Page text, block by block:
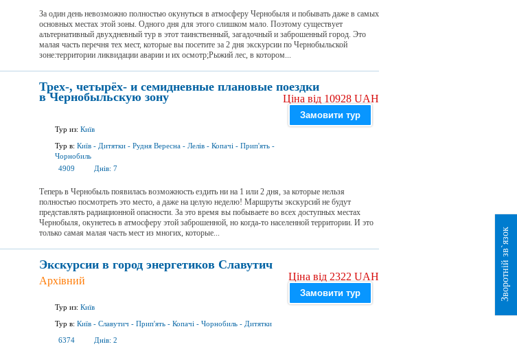
За один день невозможно полностью окунуться в атмосферу Чернобыля и побывать даже в самых
основных местах этой зоны. Одного дня для этого слишком мало. Поэтому существует
альтернативный двухдневный тур в этот таинственный, загадочный и заброшенный город. Это
малая часть перечня тех мест, которые вы посетите за 2 дня экскурсии по Чернобыльской
зоне:территории ликвидации аварии и их осмотр;Рыжий лес, в котором...
Трех-, четырёх- и семидневные плановые поездки
в Чернобыльскую зону
Тур из: Київ
Тур в: Київ - Дитятки - Рудня Вересна - Лелів - Копачі - Прип'ять -
Чорнобиль
4909
Днів: 7
Ціна від 10928 UAH
Замовити тур
Теперь в Чернобыль появилась возможность ездить ни на 1 или 2 дня, за которые нельзя
полностью посмотреть это место, а даже на целую неделю! Маршруты экскурсий не будут
представлять радиационной опасности. За это время вы побываете во всех доступных местах
Чернобыля, окунетесь в атмосферу этой заброшенной, но когда-то населенной территории. И это
только самая малая часть мест из многих, которые...
Экскурсии в город энергетиков Славутич
Архівний
Тур из: Київ
Тур в: Київ - Славутич - Прип'ять - Копачі - Чорнобиль - Дитятки
6374
Днів: 2
Ціна від 2322 UAH
Замовити тур Зворотній зв`язок